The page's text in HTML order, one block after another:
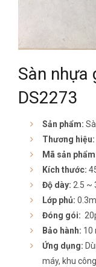
Sàn nhựa
DS2273
Sản phẩm:
Thương hiệu:
Mã sản
Kích thước:
Độ dày: 2.5 ~
Lớp phủ:
Đóng gói:
Bảo hành: 10
Ứng dụng:
máy, khu